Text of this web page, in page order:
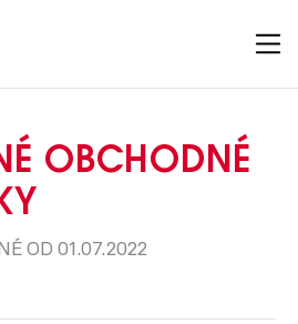
OBCHODNÉ
OD 01.07.2022